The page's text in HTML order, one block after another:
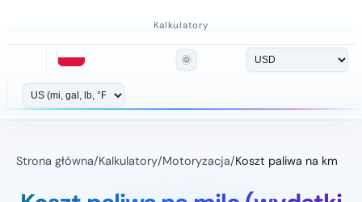
Kalkulatory
🌞
Strona główna/Kalkulatory/Motoryzacja/Koszt paliwa na km